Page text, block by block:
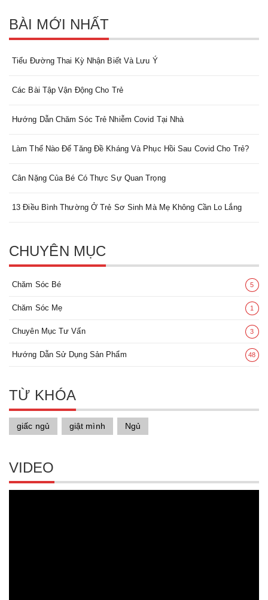
BÀI MỚI NHẤT
Tiểu Đường Thai Kỳ Nhận Biết Và Lưu Ý
Các Bài Tập Vận Động Cho Trẻ
Hướng Dẫn Chăm Sóc Trẻ Nhiễm Covid Tại Nhà
Làm Thể Nào Để Tăng Đề Kháng Và Phục Hồi Sau Covid Cho Trẻ?
Cân Nặng Của Bé Có Thực Sự Quan Trọng
13 Điều Bình Thường Ở Trẻ Sơ Sinh Mà Mẹ Không Cần Lo Lắng
CHUYÊN MỤC
Chăm Sóc Bé 5
Chăm Sóc Mẹ 1
Chuyên Mục Tư Vấn 3
Hướng Dẫn Sử Dụng Sản Phẩm 48
TỪ KHÓA
giấc ngủ giật mình Ngủ
VIDEO